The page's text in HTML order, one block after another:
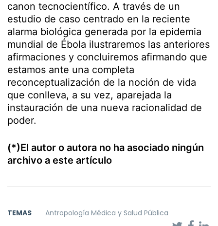
canon tecnocientífico. A través de un
estudio de caso centrado en la reciente
alarma biológica generada por la epidemia
mundial de Ébola ilustraremos las anteriores
afirmaciones y concluiremos afirmando que
estamos ante una completa
reconceptualización de la noción de vida
que conlleva, a su vez, aparejada la
instauración de una nueva racionalidad de
poder.
(*)El autor o autora no ha asociado ningún
archivo a este artículo
TEMAS Antropología Médica y Salud Pública